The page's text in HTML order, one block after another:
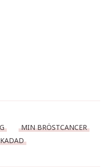
MIN BRÖSTCANCER